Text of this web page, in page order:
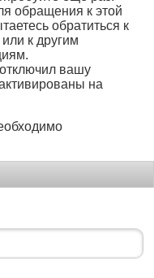
обращения к этой
обратиться к
к другим
вашу
на